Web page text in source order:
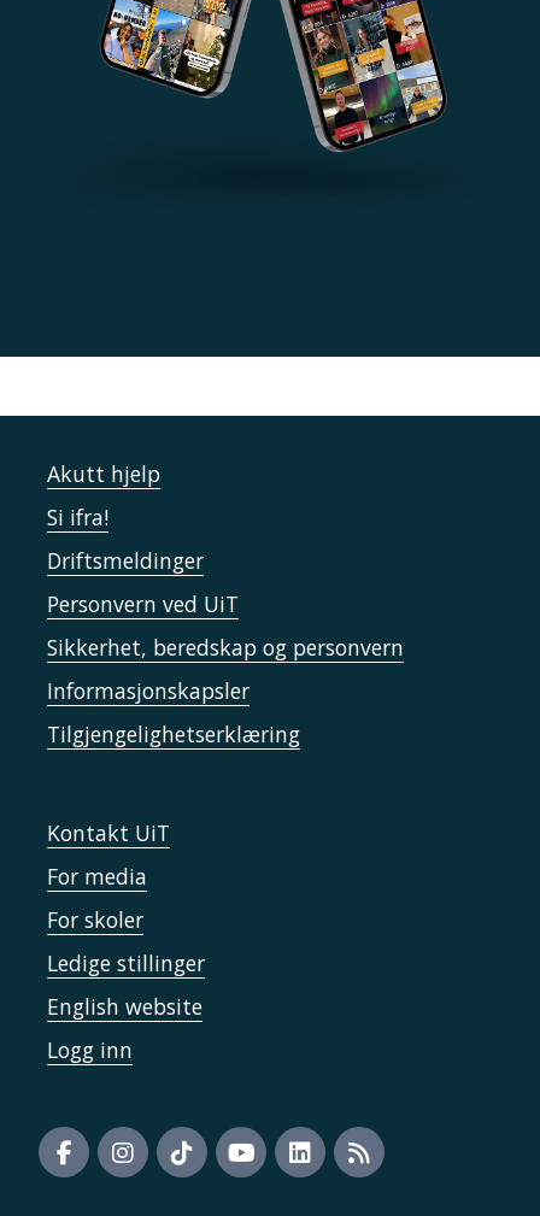
Akutt hjelp
Si ifra!
Driftsmeldinger
Personvern ved UiT
Sikkerhet, beredskap og personvern
Informasjonskapsler
Tilgjengelighetserklæring
Kontakt UiT
For media
For skoler
Ledige stillinger
English website
Logg inn